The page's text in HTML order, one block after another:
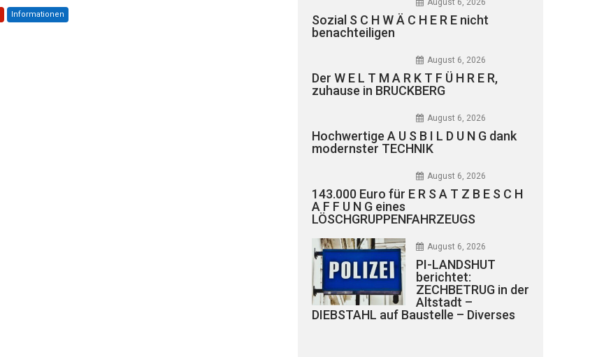
Informationen
August 6, 2026
Sozial S C H W Ä C H E R E nicht
benachteiligen
August 6, 2026
Der W E L T M A R K T F Ü H R E R,
zuhause in BRUCKBERG
August 6, 2026
Hochwertige A U S B I L D U N G dank
modernster TECHNIK
August 6, 2026
143.000 Euro für E R S A T Z B E S C H
A F F U N G eines
LÖSCHGRUPPENFAHRZEUGS
August 6, 2026
PI-LANDSHUT
berichtet:
ZECHBETRUG in der
Altstadt –
DIEBSTAHL auf Baustelle – Diverses